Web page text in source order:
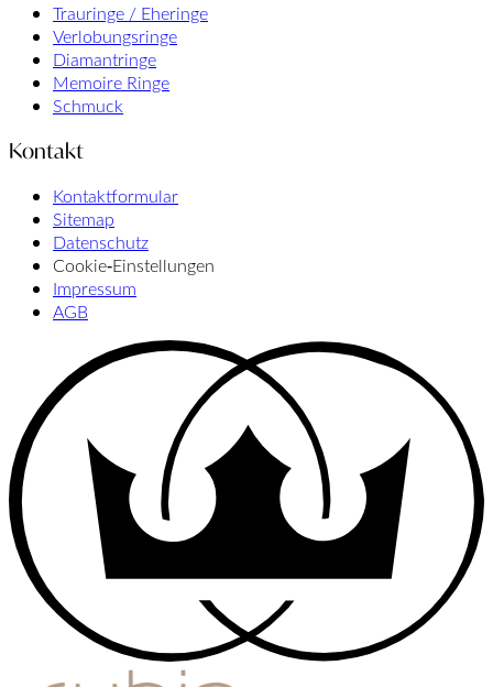
Trauringe / Eheringe
Verlobungsringe
Diamantringe
Memoire Ringe
Schmuck
Kontakt
Kontaktformular
Sitemap
Datenschutz
Cookie‑Einstellungen
Impressum
AGB